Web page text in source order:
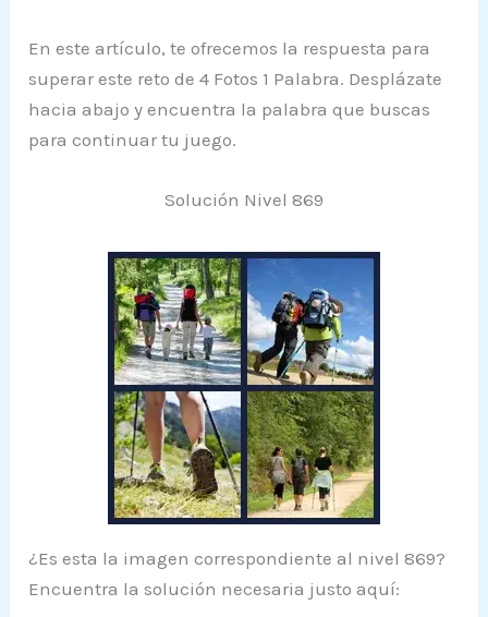
En este artículo, te ofrecemos la respuesta para
superar este reto de 4 Fotos 1 Palabra. Desplázate
hacia abajo y encuentra la palabra que buscas
para continuar tu juego.
Solución Nivel 869
¿Es esta la imagen correspondiente al nivel 869?
Encuentra la solución necesaria justo aquí: